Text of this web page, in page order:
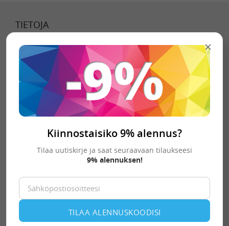
TIETOJA
Tietoa meistä
Toimitustavat
Toimitusehdot
Tietosuojaseloste
YHTEYSTIEDOT
palvelu@toimistotarviketukku.fi
Kiinnostaisiko 9% alennus?
Tilaa uutiskirje ja saat seuraavaan tilaukseesi
9% alennuksen!
TILAA ALENNUSKOODISI